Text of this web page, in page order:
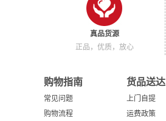
真品货源
正品，优质，放心
购物指南
常见问题
购物流程
货品送达
上门自提
运费政策